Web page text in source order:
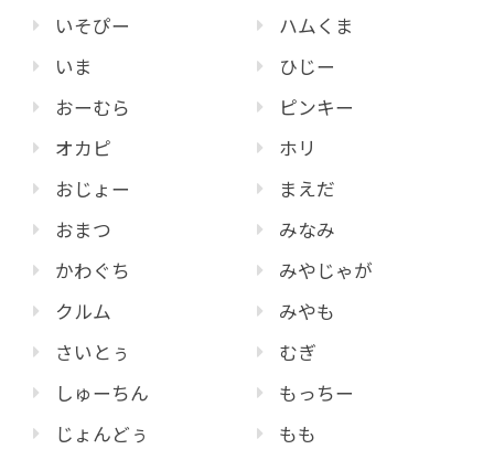
いそぴー
いま
おーむら
オカピ
おじょー
おまつ
かわぐち
クルム
さいとぅ
しゅーちん
じょんどぅ
ハムくま
ひじー
ピンキー
ホリ
まえだ
みなみ
みやじゃが
みやも
むぎ
もっちー
もも